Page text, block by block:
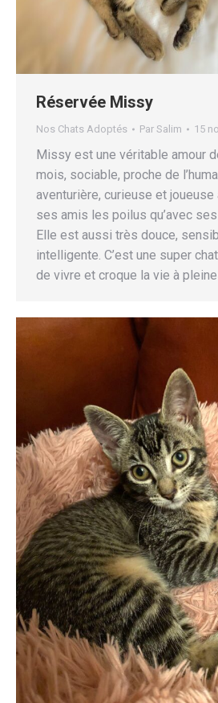
Réservée Missy
Nos Chats Adoptés Par Salim 15
Missy est une véritable amour
mois, sociable, proche de
aventurière, curieuse et
ses amis les poilus qu’avec
Elle est aussi très douce,
intelligente. C’est une super
de vivre et croque la vie à